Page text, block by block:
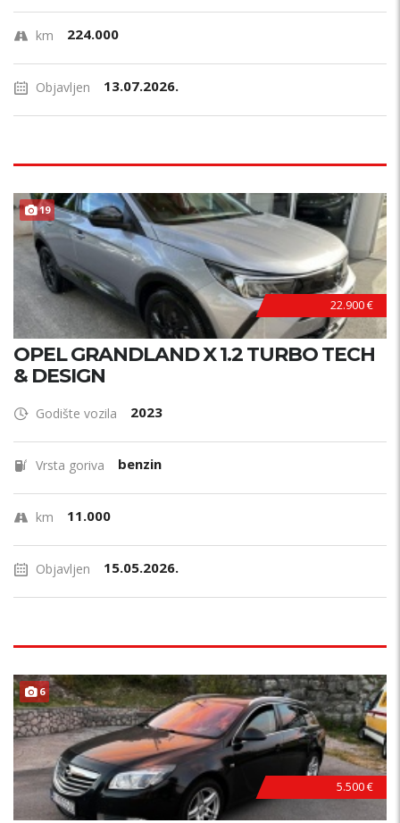
km 224.000
Objavljen 13.07.2026.
19
22.900 €
OPEL GRANDLAND X 1.2 TURBO TECH
& DESIGN
Godište vozila 2023
Vrsta goriva benzin
km 11.000
Objavljen 15.05.2026.
6 PRILIKA !
5.500 €